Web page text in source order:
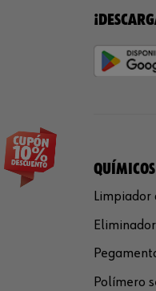
QUÍMICOS
Limpiador
Polímero